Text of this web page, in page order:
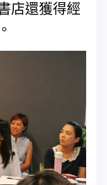
店還獲得經